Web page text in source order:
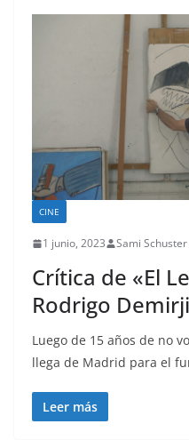
CINE
1 junio, 2023 Sami Schuster
Crítica de «El
Rodrigo
Luego de 15 años de no
llega de Madrid para el
Leer más